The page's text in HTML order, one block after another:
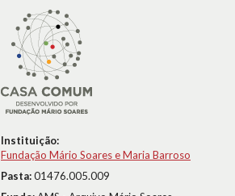
Instituição:
Fundação Mário Soares e Maria Barroso
Pasta:01476.005.009